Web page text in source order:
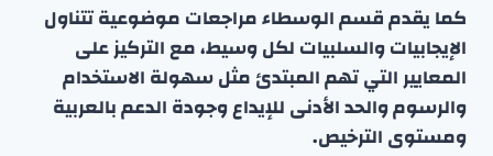
كما يقدم قسم الوسطاء مراجعات موضوعية تتناول
الإيجابيات والسلبيات لكل وسيط، مع التركيز على
المعايير التي تهم المبتدئ مثل سهولة الاستخدام
والرسوم والحد الأدنى للإيداع وجودة الدعم بالعربية
ومستوى الترخيص.